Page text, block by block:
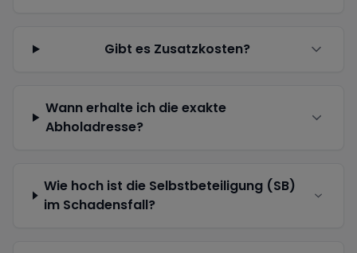
Gibt es Zusatzkosten?
Wann erhalte ich die exakte
Abholadresse?
Wie hoch ist die Selbstbeteiligung (SB)
im Schadensfall?